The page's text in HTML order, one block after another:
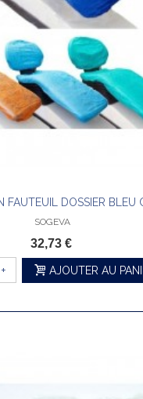
FAUTEUIL DOSSIER BLEU
SOGEVA
32,73 €
+ AJOUTER AU